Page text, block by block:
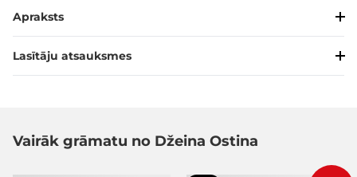
Apraksts
Lasītāju atsauksmes
Vairāk grāmatu no Džeina Ostina